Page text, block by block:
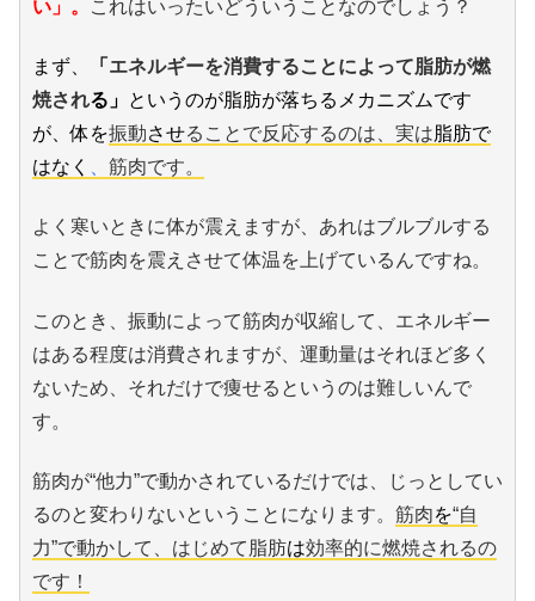
い」。
これはいったいどういうことなのでしょう？
まず、 「 エネルギーを消費することによって脂肪が燃
焼される」 というのが脂肪が落ちるメカニズムです
が、体を振動させることで反応するのは、実は 脂肪で
はなく
筋肉です。
よく寒いときに体が震えますが、あれはブルブルする
ことで筋肉を震えさせて体温を上げているんですね。
このとき、振動によって筋肉が収縮して、エネルギー
はある程度は消費されますが、運動量はそれほど多く
ないため、それだけで痩せるというのは難しいんで
す。
筋肉が“他力”で動かされているだけでは、じっとしてい
るのと変わりないということになります。 筋肉を“自
力”で動かして、はじめて脂肪は効率的に燃焼されるの
です！